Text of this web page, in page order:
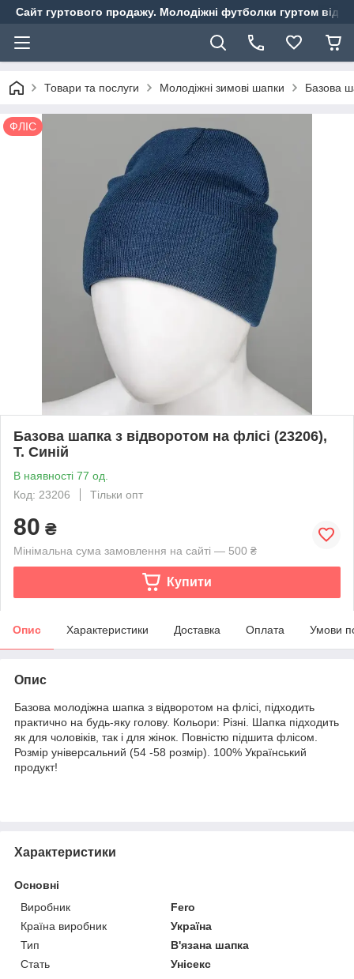
Сайт гуртового продажу. Молодіжні футболки гуртом від
Товари та послуги Молодіжні зимові шапки Базова
ФЛІС
Базова шапка з відворотом на флісі (23206),
Т. Синій
В наявності 77 од.
Код: 23206
Тільки опт
80 ₴
Мінімальна сума замовлення на сайті — 500 ₴
Купити
Опис Характеристики Доставка Оплата Умови
Опис
Базова молодіжна шапка з відворотом на флісі, підходить
практично на будь-яку голову. Кольори: Різні. Шапка підходить
як для чоловіків, так і для жінок. Повністю підшита флісом.
Розмір універсальний (54 -58 розмір). 100% Український
продукт!
Характеристики
Основні
Виробник
Fero
Країна виробник
Україна
Тип
В'язана шапка
Стать
Унісекс